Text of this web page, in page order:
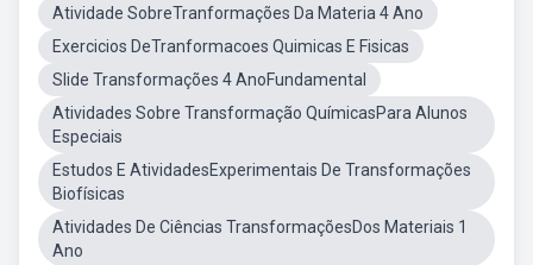
Atividade SobreTranformações Da Materia 4 Ano
Exercicios DeTranformacoes Quimicas E Fisicas
Slide Transformações 4 AnoFundamental
Atividades Sobre Transformação QuímicasPara Alunos
Especiais
Estudos E AtividadesExperimentais De Transformações
Biofísicas
Atividades De Ciências TransformaçõesDos Materiais 1
Ano